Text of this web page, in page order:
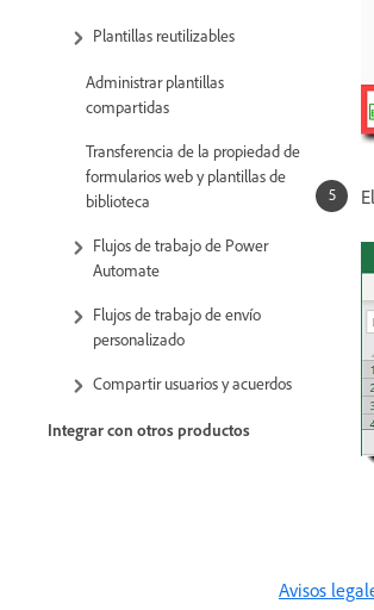
Plantillas reutilizables
Administrar plantillas
compartidas
Transferencia de la propiedad de
formularios web y plantillas de
biblioteca
Flujos de trabajo de Power
Automate
Flujos de trabajo de envío
personalizado
Compartir usuarios y acuerdos
Integrar con otros productos
Avisos